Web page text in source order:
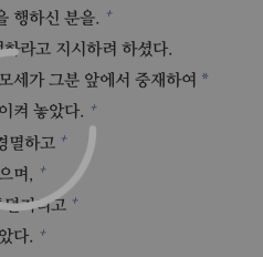
행하신 분을. +
라고 지시하려 하셨다.
세가 그분 앞에서 중재하여 *
켜 놓았다. +
멸하고 +
며, +
덜거리고 +
다. +